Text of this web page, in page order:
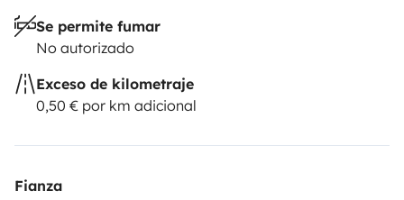
Se permite fumar
No autorizado
Exceso de kilometraje
0,50 € por km adicional
Fianza